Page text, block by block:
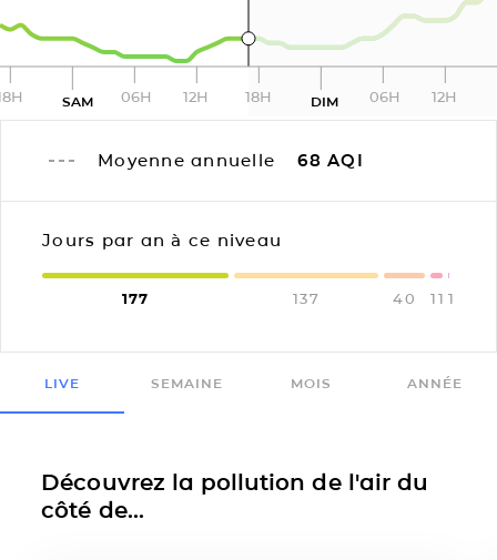
SAM 06H 12H 18H DIM 06H 12H
Moyenne annuelle 68 AQI
Jours par an à ce niveau
177 137 40 11 1
LIVE SEMAINE MOIS ANNÉE
Découvrez la pollution de l'air du
côté de...